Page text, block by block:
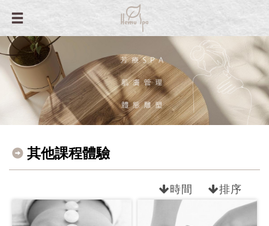
其他課程體驗
時間 排序